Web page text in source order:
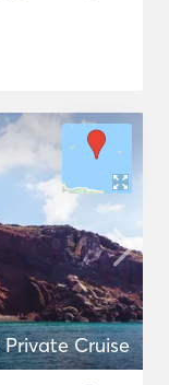
Cruise